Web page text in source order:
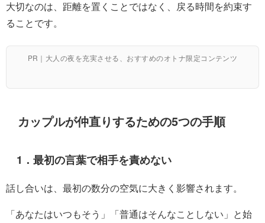
大切なのは、距離を置くことではなく、戻る時間を約束す
ることです。
PR｜大人の夜を充実させる、おすすめのオトナ限定コンテンツ
カップルが仲直りするための5つの手順
1．最初の言葉で相手を責めない
話し合いは、最初の数分の空気に大きく影響されます。
「あなたはいつもそう」「普通はそんなことしない」と始